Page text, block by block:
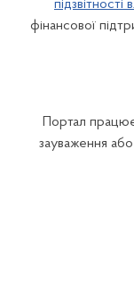
підзвітності
фінансової
Портал
зауваження